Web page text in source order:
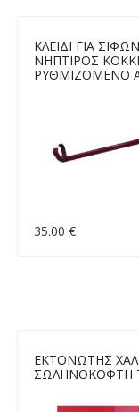
ΚΛΕΙΔΙ ΓΙΑ
ΝΗΠΤΙΡΟΣ
ΡΥΘΜΙΖΟΜΕΝΟ
35.00 €
ΕΚΤΟΝΩΤΗΣ
ΣΩΛΗΝΟΚΟΦΤΗ